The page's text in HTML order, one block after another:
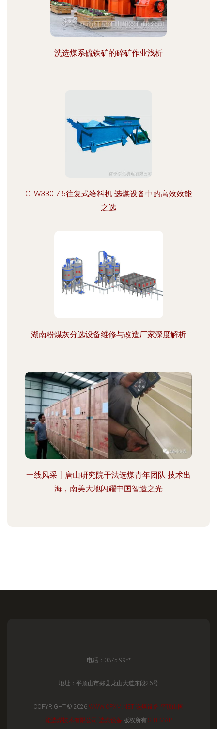
洗选煤系硫铁矿的碎矿作业浅析
GLW330 7.5往复式给料机 选煤设备中的高效效能
之选
湖南粉煤灰分选设备维修与改造厂家深度解析
一线风采丨唐山研究院干法选煤青年团队 技术出
海，南美大地闪耀中国智造之光
电话：0375-99**
地址：平顶山市郏县龙山大道东段26号
COPYRIGHT © 2026 WWW.CPXM.NET 选煤设备 平顶山国
能选煤技术有限公司 选煤设备 版权所有 SITEMAP